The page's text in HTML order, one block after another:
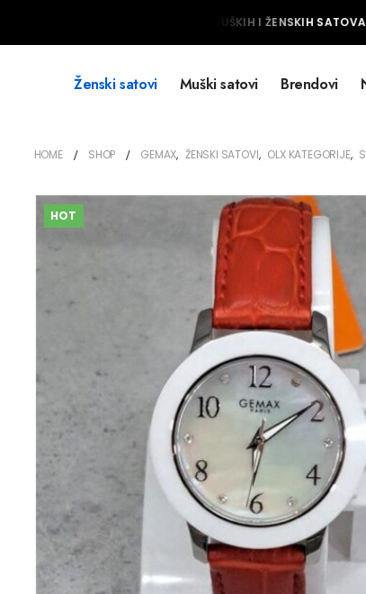
NAJVEĆI IZBOR MUŠKIH I ŽENSKIH
Ženski satovi Muški satovi Brendovi
HOME SHOP GEMAX, ŽENSKI SATOVI, OLX KATEGORIJE,
HOT